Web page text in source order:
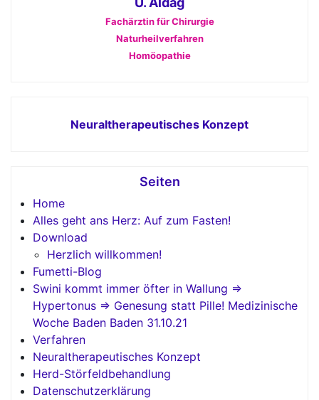
Fachärztin für Chirurgie
Naturheilverfahren
Homöopathie
Neuraltherapeutisches Konzept
Seiten
Home
Alles geht ans Herz: Auf zum Fasten!
Download
Herzlich willkommen!
Fumetti-Blog
Swini kommt immer öfter in Wallung =>
Hypertonus => Genesung statt Pille! Medizinische
Woche Baden Baden 31.10.21
Verfahren
Neuraltherapeutisches Konzept
Herd-Störfeldbehandlung
Datenschutzerklärung